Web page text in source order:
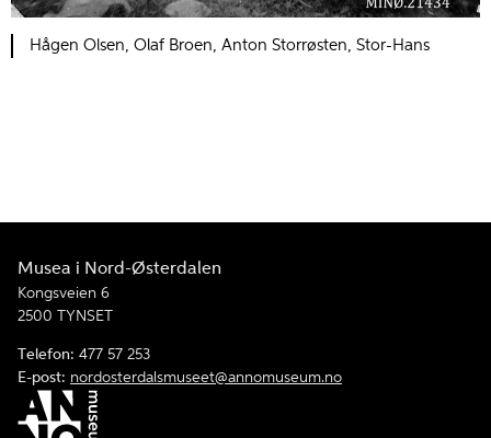
Hågen Olsen, Olaf Broen, Anton Storrøsten, Stor-Hans
Musea i Nord-Østerdalen
Kongsveien 6
2500 TYNSET
Telefon: 477 57 253
E-post: nordosterdalsmuseet@annomuseum.no